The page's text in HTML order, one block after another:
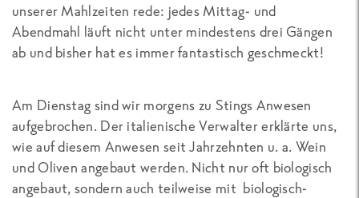
unserer Mahlzeiten rede: jedes Mittag- und
Abendmahl läuft nicht unter mindestens drei Gängen
ab und bisher hat es immer fantastisch geschmeckt!
Am Dienstag sind wir morgens zu Stings Anwesen
aufgebrochen. Der italienische Verwalter erklärte uns,
wie auf diesem Anwesen seit Jahrzehnten u. a. Wein
und Oliven angebaut werden. Nicht nur oft biologisch
angebaut, sondern auch teilweise mit biologisch-